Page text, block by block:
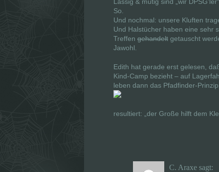
ö
n
e
t
)
ö
n
e
)
So.
Und nochmal: unsere Kluften
Und Halstücher haben eine sehr
Treffen gehandelt getauscht
Jawohl.
Edith hat gerade erst gelesen,
Kind-Camp bezieht – auf
leben dann das Pfadfinder-
resultiert: „der Große hilft dem
C. Araxe sagt: